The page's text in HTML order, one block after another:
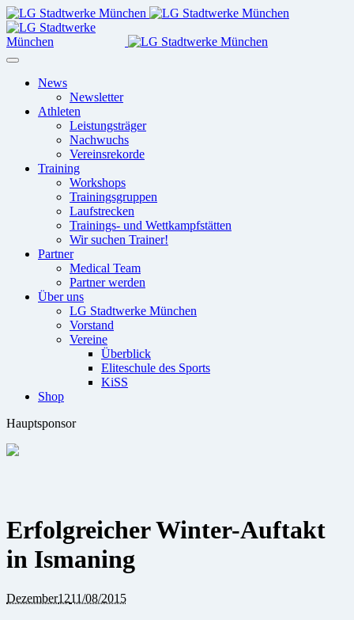
News
Newsletter
Athleten
Leistungsträger
Nachwuchs
Vereinsrekorde
Training
Workshops
Trainingsgruppen
Laufstrecken
Trainings- und Wettkampfstätten
Wir suchen Trainer!
Partner
Medical Team
Partner werden
Über uns
LG Stadtwerke München
Vorstand
Vereine
Überblick
Eliteschule des Sports
KiSS
Shop
Hauptsponsor
Erfolgreicher Winter-Auftakt
in Ismaning
Dezember1211/08/2015